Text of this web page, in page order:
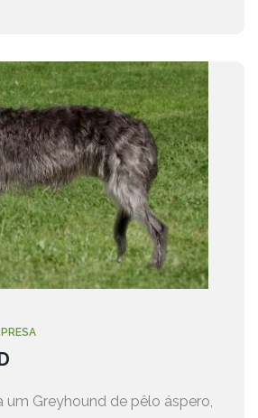
um Greyhound de pêlo áspero,